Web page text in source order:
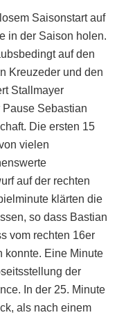
Saisonstart auf
in der Saison holen.
auf den
Kreuzeder und den
Stallmayer
Sebastian
Die ersten 15
vielen
auf der rechten
klärten die
so dass Bastian
vom rechten 16er
konnte. Eine Minute
der
In der 25. Minute
als nach einem